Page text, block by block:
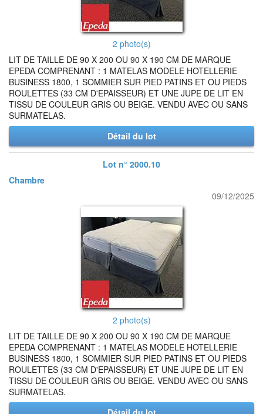
2 photo(s)
LIT DE TAILLE DE 90 X 200 OU 90 X 190 CM DE MARQUE
EPEDA COMPRENANT : 1 MATELAS MODELE HOTELLERIE
BUSINESS 1800, 1 SOMMIER SUR PIED PATINS ET OU PIEDS
ROULETTES (33 CM D'EPAISSEUR) ET UNE JUPE DE LIT EN
TISSU DE COULEUR GRIS OU BEIGE. VENDU AVEC OU SANS
SURMATELAS.
Détail du lot
Lot n° 2000.10
Chambre
09/12/2025
2 photo(s)
LIT DE TAILLE DE 90 X 200 OU 90 X 190 CM DE MARQUE
EPEDA COMPRENANT : 1 MATELAS MODELE HOTELLERIE
BUSINESS 1800, 1 SOMMIER SUR PIED PATINS ET OU PIEDS
ROULETTES (33 CM D'EPAISSEUR) ET UNE JUPE DE LIT EN
TISSU DE COULEUR GRIS OU BEIGE. VENDU AVEC OU SANS
SURMATELAS.